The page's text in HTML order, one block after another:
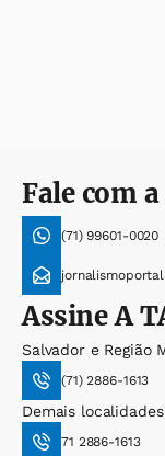
Fale com a
(71) 99601-0020
AssineA
Salvador e Região
(71) 2886-1613
Demais localidades
71 2886-1613